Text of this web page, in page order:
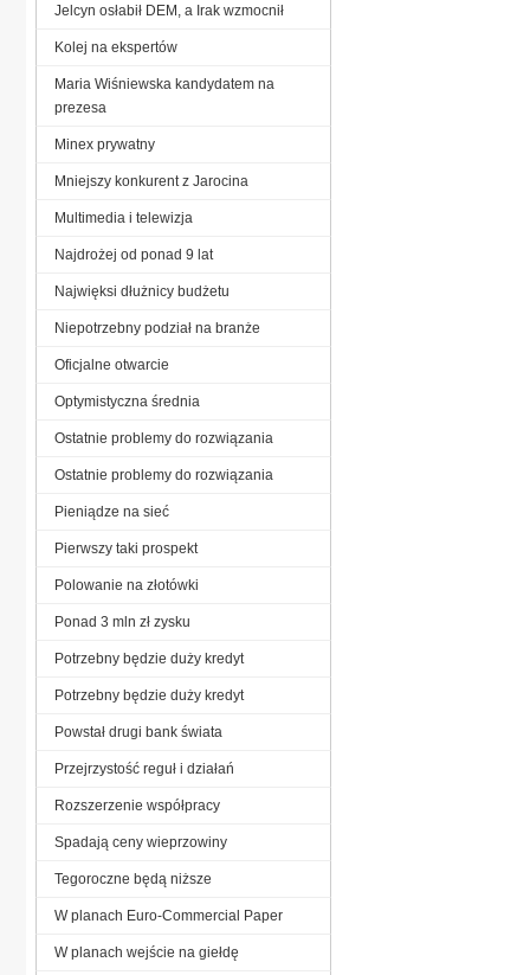
Jelcyn osłabił DEM, a Irak wzmocnił
Kolej na ekspertów
Maria Wiśniewska kandydatem na
prezesa
Minex prywatny
Mniejszy konkurent z Jarocina
Multimedia i telewizja
Najdrożej od ponad 9 lat
Najwięksi dłużnicy budżetu
Niepotrzebny podział na branże
Oficjalne otwarcie
Optymistyczna średnia
Ostatnie problemy do rozwiązania
Ostatnie problemy do rozwiązania
Pieniądze na sieć
Pierwszy taki prospekt
Polowanie na złotówki
Ponad 3 mln zł zysku
Potrzebny będzie duży kredyt
Potrzebny będzie duży kredyt
Powstał drugi bank świata
Przejrzystość reguł i działań
Rozszerzenie współpracy
Spadają ceny wieprzowiny
Tegoroczne będą niższe
W planach Euro-Commercial Paper
W planach wejście na giełdę